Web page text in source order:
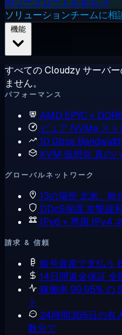
ソリューションチームに相
すべての Cloudzy サーバ
ません。
パフォーマンス
AMD EPYC +
ピュア NVMe スト
10 Gbps Bandwidth
KVM 仮想化真の
グローバルネットワーク
13の場所北米、欧
DDoS保護攻撃緩
IPv6 + 専用 IPv4
請求 & 信頼
暗号資産で支払う
14日間返金保証 全
稼働率 99.95% の
ト
24時間365日の有
数分で